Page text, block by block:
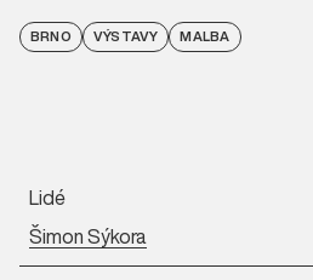
BRNO VÝSTAVY MALBA
Lidé
Šimon Sýkora